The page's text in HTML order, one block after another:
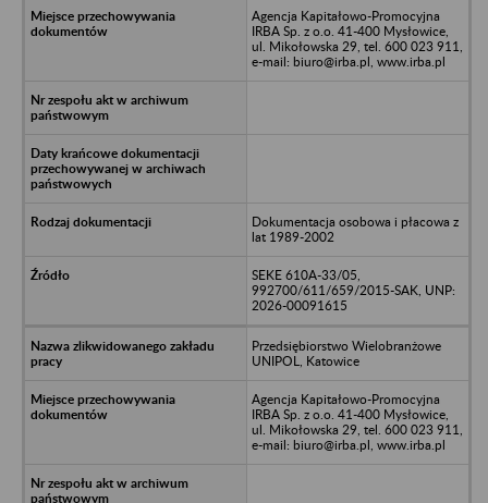
Agencja Kapitałowo-Promocyjna
IRBA Sp. z o.o. 41-400 Mysłowice,
ul. Mikołowska 29, tel. 600 023 911,
e-mail: biuro@irba.pl, www.irba.pl
Dokumentacja osobowa i płacowa z
lat 1989-2002
SEKE 610A-33/05,
992700/611/659/2015-SAK, UNP:
2026-00091615
Przedsiębiorstwo Wielobranżowe
UNIPOL, Katowice
Agencja Kapitałowo-Promocyjna
IRBA Sp. z o.o. 41-400 Mysłowice,
ul. Mikołowska 29, tel. 600 023 911,
e-mail: biuro@irba.pl, www.irba.pl